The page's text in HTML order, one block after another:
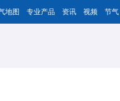
地图 专业产品 资讯 视频 节气